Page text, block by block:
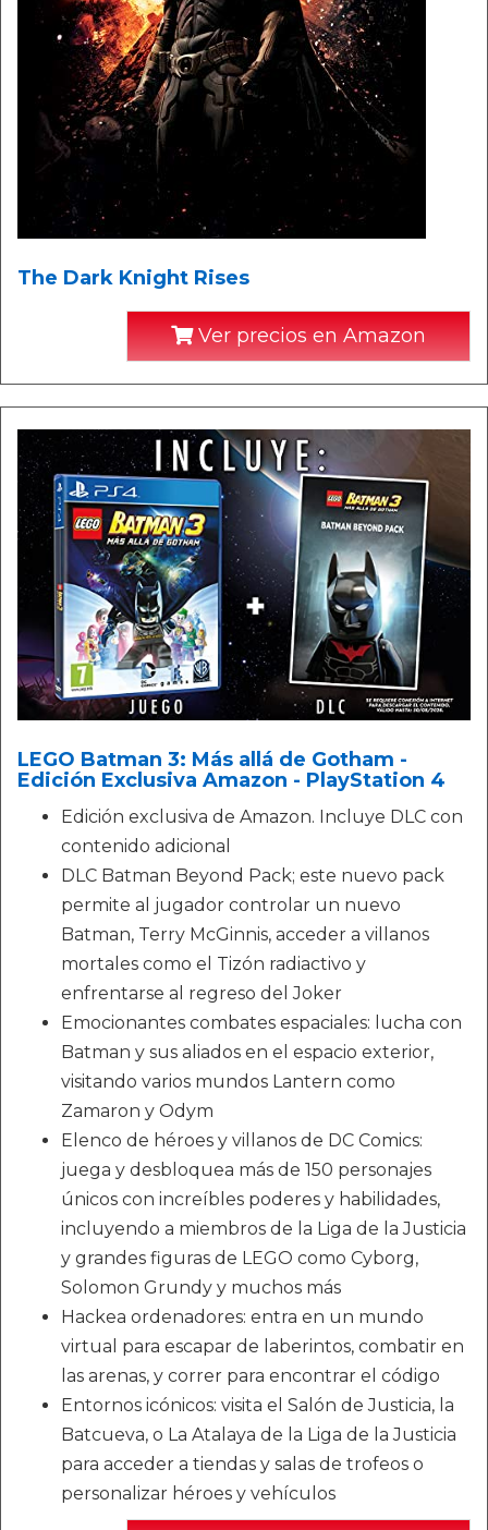
The Dark Knight Rises
Ver precios en Amazon
LEGO Batman 3: Más allá de Gotham -
Edición Exclusiva Amazon - PlayStation 4
Edición exclusiva de Amazon. Incluye DLC con
contenido adicional
DLC Batman Beyond Pack; este nuevo pack
permite al jugador controlar un nuevo
Batman, Terry McGinnis, acceder a villanos
mortales como el Tizón radiactivo y
enfrentarse al regreso del Joker
Emocionantes combates espaciales: lucha con
Batman y sus aliados en el espacio exterior,
visitando varios mundos Lantern como
Zamaron y Odym
Elenco de héroes y villanos de DC Comics:
juega y desbloquea más de 150 personajes
únicos con increíbles poderes y habilidades,
incluyendo a miembros de la Liga de la Justicia
y grandes figuras de LEGO como Cyborg,
Solomon Grundy y muchos más
Hackea ordenadores: entra en un mundo
virtual para escapar de laberintos, combatir en
las arenas, y correr para encontrar el código
Entornos icónicos: visita el Salón de Justicia, la
Batcueva, o La Atalaya de la Liga de la Justicia
para acceder a tiendas y salas de trofeos o
personalizar héroes y vehículos